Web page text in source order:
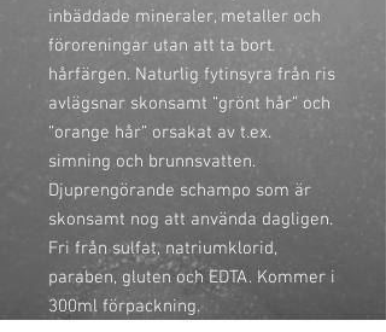
inbäddade mineraler, metaller och
föroreningar utan att ta bort
hårfärgen. Naturlig fytinsyra från ris
avlägsnar skonsamt “grönt hår” och
“orange hår“ orsakat av t.ex.
simning och brunnsvatten.
Djuprengörande schampo som är
skonsamt nog att använda dagligen.
Fri från sulfat, natriumklorid,
paraben, gluten och EDTA. Kommer i
300ml förpackning.